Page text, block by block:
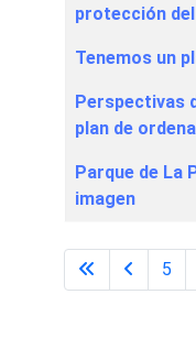
protección
Tenemos un
Perspectivas
plan de
Parque de La
imagen
5